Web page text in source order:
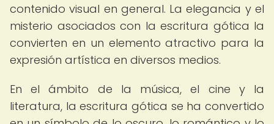
contenido visual en general. La elegancia y el
misterio asociados con la escritura gótica la
convierten en un elemento atractivo para la
expresión artística en diversos medios.
En el ámbito de la música, el cine y la
literatura, la escritura gótica se ha convertido